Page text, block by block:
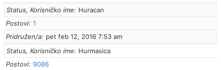
Status, Korisničko ime
Huracan
Postovi 1
Pridružen/a
pet feb 12, 2016 7:53 am
Status, Korisničko ime
Hurmasica
Postovi 9086